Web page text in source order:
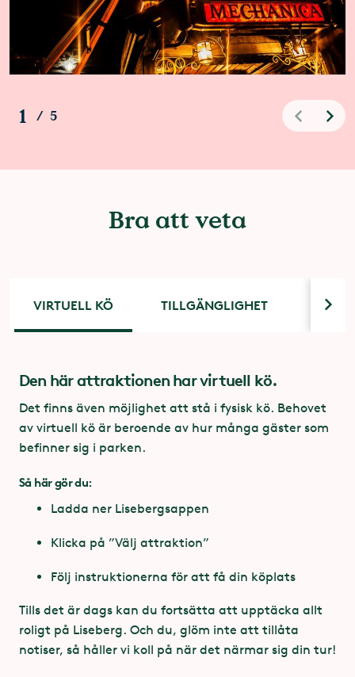
1 / 5
Bra att veta
VIRTUELL KÖ TILLGÄNGLIGHET
Den här attraktionen har virtuell kö.
Det finns även möjlighet att stå i fysisk kö. Behovet
av virtuell kö är beroende av hur många gäster som
befinner sig i parken.
Så här gör du:
Ladda ner Lisebergsappen
Klicka på ”Välj attraktion”
Följ instruktionerna för att få din köplats
Tills det är dags kan du fortsätta att upptäcka allt
roligt på Liseberg. Och du, glöm inte att tillåta
notiser, så håller vi koll på när det närmar sig din tur!
Tillgänglighet
Du behöver ha stabilitet och muskelstyrka i
överkropp och nacke samt själv kunna hålla
huvudet mot nackstödet
Du behöver ha två ben ner till knäled (intakta
lårben)
Du behöver ha en hand att hålla i dig med
Du behöver ha muskelstyrka i benen
Du får inte åka om du har gips
Ingång
Snabba fakta om Mechanica
Antal kuponger: 3 st, ingår i Åkpass
Övre
längdgräns:
Höjd: ca 30 m
Åkturens längd: ca 3 min
Antal åkare:
30 pers (6 gondoler med
vardera 5 säten)